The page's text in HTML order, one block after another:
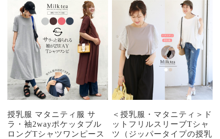
授乳服 マタニティ服 サ
ラ・袖2wayポケッタブル
ロングTシャツワンピース
＜授乳服・マタニティ＞ド
ットフリルスリーブTシャ
ツ（ジッパータイプの授乳